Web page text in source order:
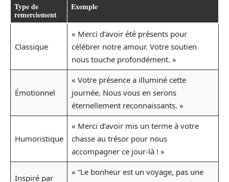
Type de
remerciement
Exemple
Classique
« Merci d’avoir été présents pour
célébrer notre amour. Votre soutien
nous touche profondément. »
Émotionnel
« Votre présence a illuminé cette
journée. Nous vous en serons
éternellement reconnaissants. »
Humoristique
« Merci d’avoir mis un terme à votre
chasse au trésor pour nous
accompagner ce jour-là ! »
Inspiré par
« “Le bonheur est un voyage, pas une